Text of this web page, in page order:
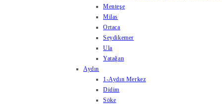
Menteşe
Milas
Ortaca
Seydikemer
Ula
Yatağan
Aydın
1-Aydın Merkez
Didim
Söke